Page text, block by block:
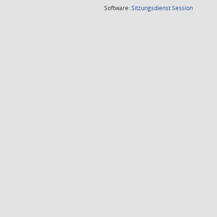
Software:SitzungsdienstSession(Wird in